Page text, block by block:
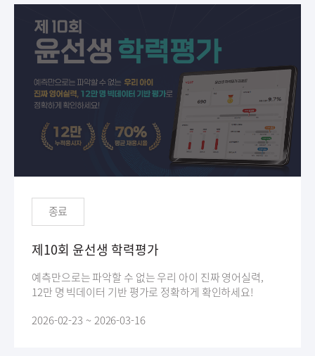
종료
제10회 윤선생 학력평가
예측만으로는 파악할 수 없는 우리 아이 진짜 영어실력,
12만 명 빅데이터 기반 평가로 정확하게 확인하세요!
2026-02-23 ~ 2026-03-16